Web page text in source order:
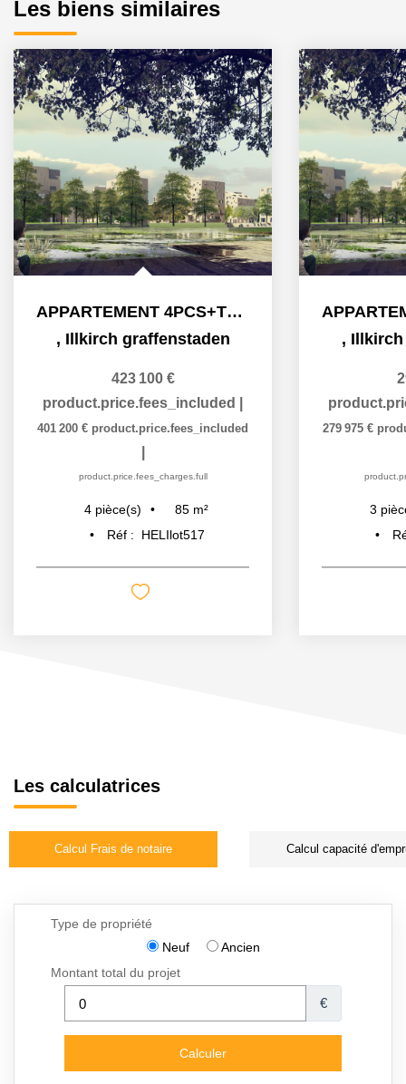
Les biens similaires
APPARTEMENT 4PCS+TERRASSE
, Illkirch graffenstaden
423 100 €
product.price.fees_included
401 200 € product.price.fees_included
product.price.fees_charges.full
4 pièce(s) 85 m²
Réf :
HELIlot517
, Illkirch
279 975 €
3
Les calculatrices
Calcul Frais de notaire Calcul capacité